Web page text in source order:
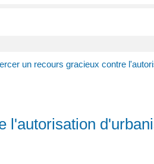
un recours gracieux contre
l'autorisation